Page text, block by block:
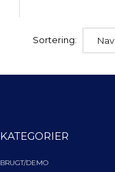
Sortering:
KATEGORIER
BRUGT/DEMO